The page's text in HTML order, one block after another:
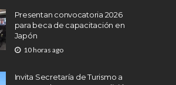
Presentan convocatoria 2026
para beca de capacitación en
Japón
10 horas ago
Invita Secretaría de Turismo a